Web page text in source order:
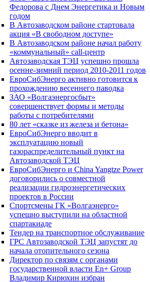
Федорова с Днем Энергетика и Новым
годом
В Автозаводском районе стартовала
акция «В свободном доступе»
В Автозаводском районе начал работу
«коммунальный» call-центр
Автозаводская ТЭЦ успешно прошла
осенне-зимний период 2010-2011 годов
ЕвроСибЭнерго активно готовится к
прохождению весеннего паводка
ЗАО «Волгаэнергосбыт»
совершенствует формы и методы
работы с потребителями
80 лет «сказке из железа и бетона»
ЕвроСибЭнерго вводит в
эксплуатацию новый
газораспределительный пункт на
Автозаводской ТЭЦ
ЕвроСибЭнерго и China Yangtze Power
договорились о совместной
реализации гидроэнергетических
проектов в России
Спортсмены ГК «Волгаэнерго»
успешно выступили на областной
спартакиаде
Тендер на транспортное обслуживание
ГРС Автозаводской ТЭЦ запустят до
начала отопительного сезона
Директор по связям с органами
государственной власти En+ Group
Владимир Кирюхин избран